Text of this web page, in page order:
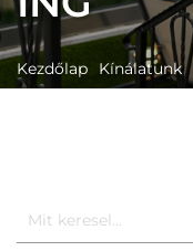
Kezdőlap Kínálatunk